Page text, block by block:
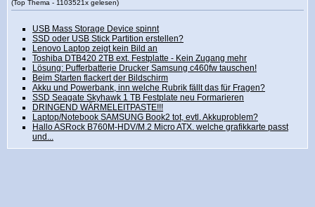
(Top Thema - 1103521x gelesen)
USB Mass Storage Device spinnt
SSD oder USB Stick Partition erstellen?
Lenovo Laptop zeigt kein Bild an
Toshiba DTB420 2TB ext. Festplatte - Kein Zugang mehr
Lösung: Pufferbatterie Drucker Samsung c460fw tauschen!
Beim Starten flackert der Bildschirm
Akku und Powerbank, inn welche Rubrik fällt das für Fragen?
SSD Seagate Skyhawk 1 TB Festplate neu Formarieren
DRINGEND WÄRMELEITPASTE!!!
Laptop/Notebook SAMSUNG Book2 tot, evtl. Akkuproblem?
Hallo ASRock B760M-HDV/M.2 Micro ATX. welche grafikkarte passt
und...